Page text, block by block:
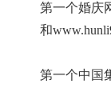
第一个婚庆
和
第一个中国